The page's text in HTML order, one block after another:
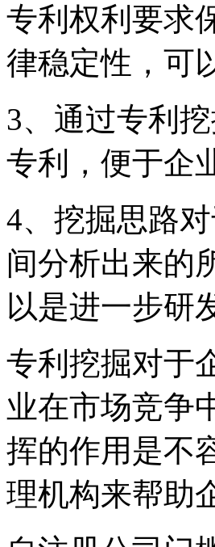
专利权利要求
律稳定性，可
3、通过专利
专利，便于企
4、挖掘思路
间分析出来的
以是进一步研
专利挖掘对于
业在市场竞争
挥的作用是不
理机构来帮助